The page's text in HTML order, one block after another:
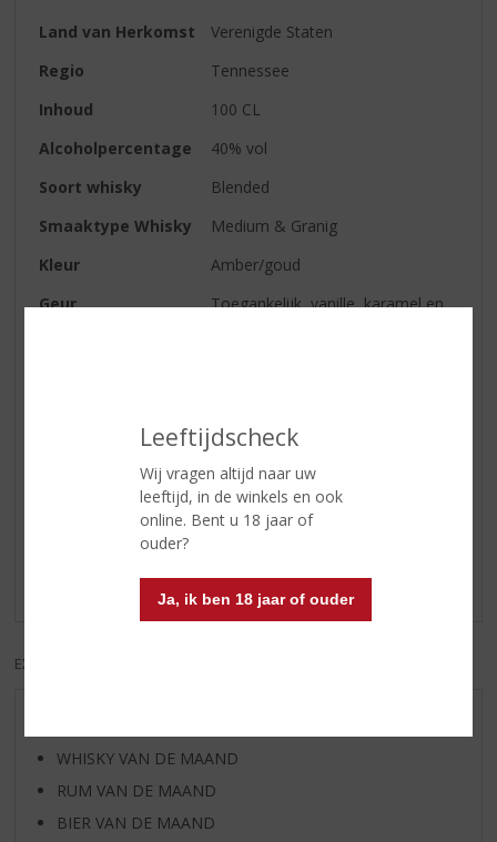
Leeftijdscheck
Wij vragen altijd naar uw
leeftijd, in de winkels en ook
online. Bent u 18 jaar of
ouder?
Ja, ik ben 18 jaar of ouder
Land van Herkomst
Verenigde Staten
Regio
Tennessee
Inhoud
100 CL
Alcoholpercentage
40% vol
Soort whisky
Blended
Smaaktype Whisky
Medium & Granig
Kleur
Amber/goud
Geur
Toegankelijk, vanille, karamel en
Reviews
Schrijf een review
EXCL. BTW
WHISKY VAN DE MAAND
RUM VAN DE MAAND
BIER VAN DE MAAND